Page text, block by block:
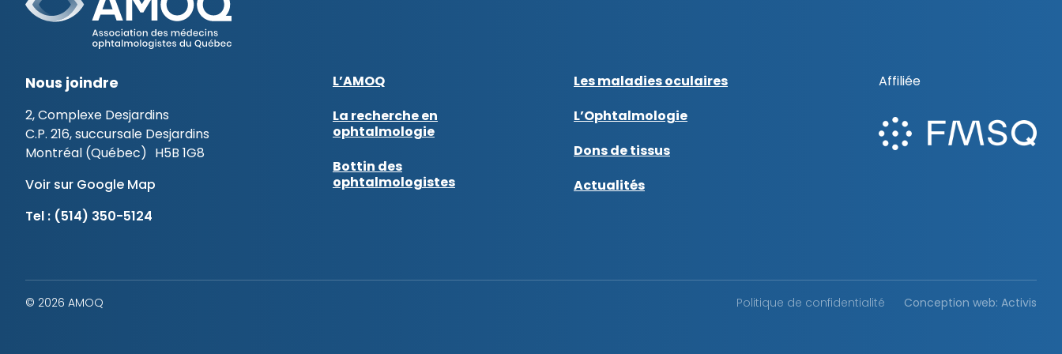
Nous joindre
2, Complexe Desjardins
C.P. 216, succursale Desjardins
Montréal (Québec) H5B 1G8
Voir sur Google Map
Tel : (514) 350-5124
L’AMOQ
La recherche en
ophtalmologie
Bottin des
ophtalmologistes
Les maladies oculaires
L’Ophtalmologie
Dons de tissus
Actualités
Affiliée
© 2026 AMOQ Politique de confidentialité Conception web: Activis